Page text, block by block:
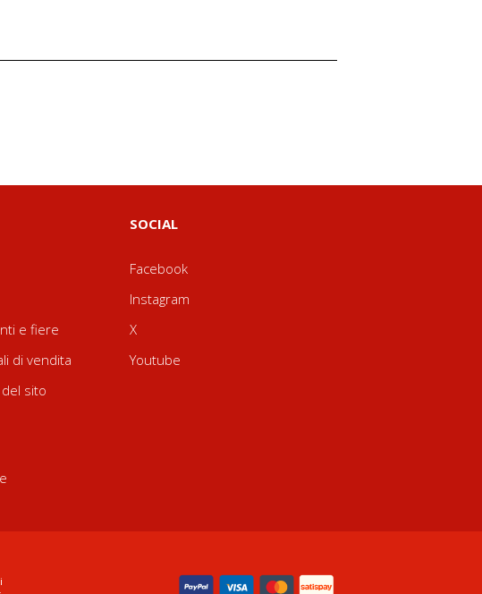
e fiere
di vendita
sito
SOCIAL
Facebook
Instagram
X
Youtube